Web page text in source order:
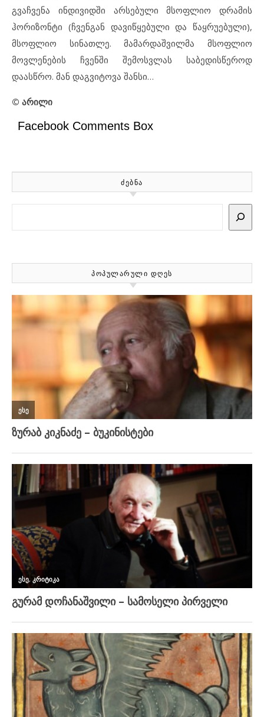
გვაჩვენა ინდივიდში არსებული მსოფლიო დრამის
ჰორიზონტი (ჩვენგან დავიწყებული და წაყრუებული),
მსოფლიო სინათლე. მამარდაშვილმა მსოფლიო
მოვლენების ჩვენში შემოსვლას საბედისწეროდ
დაასწრო. მან დაგვიტოვა შანსი…
© არილი
Facebook Comments Box
ᲫᲔᲑᲜᲐ
ᲞᲝᲞᲣᲚᲐᲠᲣᲚᲘ ᲓᲦᲔᲡ